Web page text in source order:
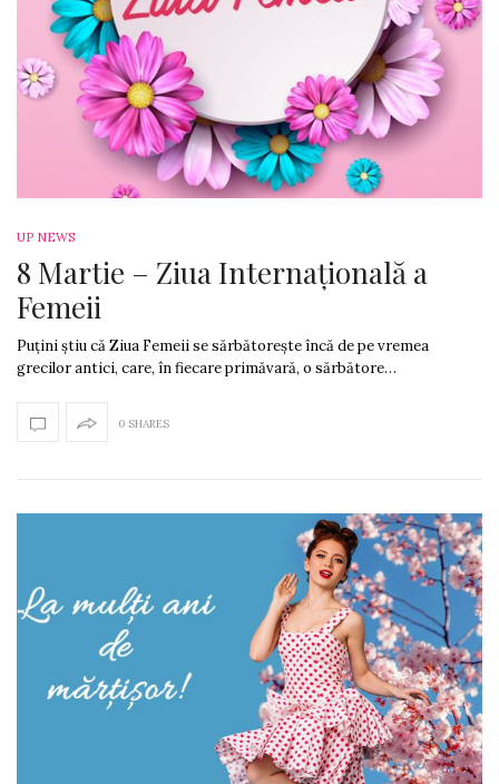
UP NEWS
8 Martie – Ziua Internațională a
Femeii
Puțini știu că Ziua Femeii se sărbătorește încă de pe vremea
grecilor antici, care, în fiecare primăvară, o sărbătore…
0 SHARES